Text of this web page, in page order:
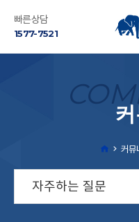
빠른상담
1577-7521
커뮤
자주하는 질문